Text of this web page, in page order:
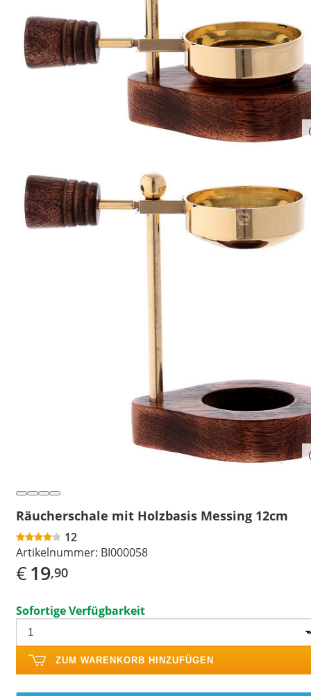
Räucherschale mit Holzbasis Messing 12cm
12
Artikelnummer: BI000058
€19,90
Sofortige Verfügbarkeit
ZUM WARENKORB HINZUFÜGEN